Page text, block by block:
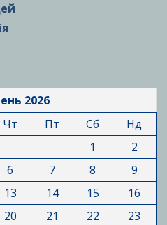
2026
Чт Пт Сб
Нд
1
2
6 7 8
9
13 14 15
16
20 21 22
23